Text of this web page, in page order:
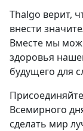
Thalgo верит,
внести
Вместе мы
здоровья
будущего для
Всемирного
сделать мир